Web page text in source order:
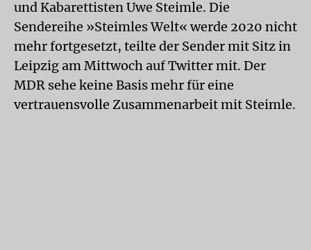
und Kabarettisten Uwe Steimle. Die
Sendereihe »Steimles Welt« werde 2020 nicht
mehr fortgesetzt, teilte der Sender mit Sitz in
Leipzig am Mittwoch auf Twitter mit. Der
MDR sehe keine Basis mehr für eine
vertrauensvolle Zusammenarbeit mit Steimle.